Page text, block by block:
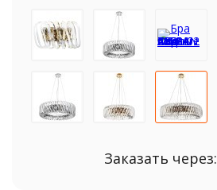
Заказать через: